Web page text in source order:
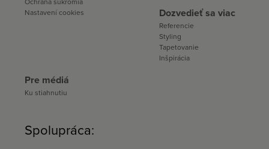
Ochrana súkromia
Nastavení cookies
Dozvedieť sa viac
Referencie
Styling
Tapetovanie
Inšpirácia
Pre médiá
Ku stiahnutiu
Spolupráca: